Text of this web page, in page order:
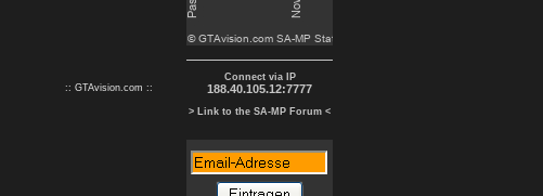
:: GTAvision.com ::
Connect via IP
188.40.105.12:7777
> Link to the SA-MP Forum <